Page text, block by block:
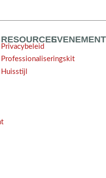
RESOURCES
Privacybeleid
Professionaliseringskit
Huisstijl